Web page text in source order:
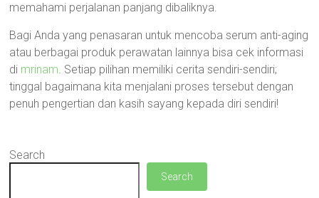
memahami perjalanan panjang dibaliknya.
Bagi Anda yang penasaran untuk mencoba serum anti-aging
atau berbagai produk perawatan lainnya bisa cek informasi
di mrinam. Setiap pilihan memiliki cerita sendiri-sendiri;
tinggal bagaimana kita menjalani proses tersebut dengan
penuh pengertian dan kasih sayang kepada diri sendiri!
Search
Search